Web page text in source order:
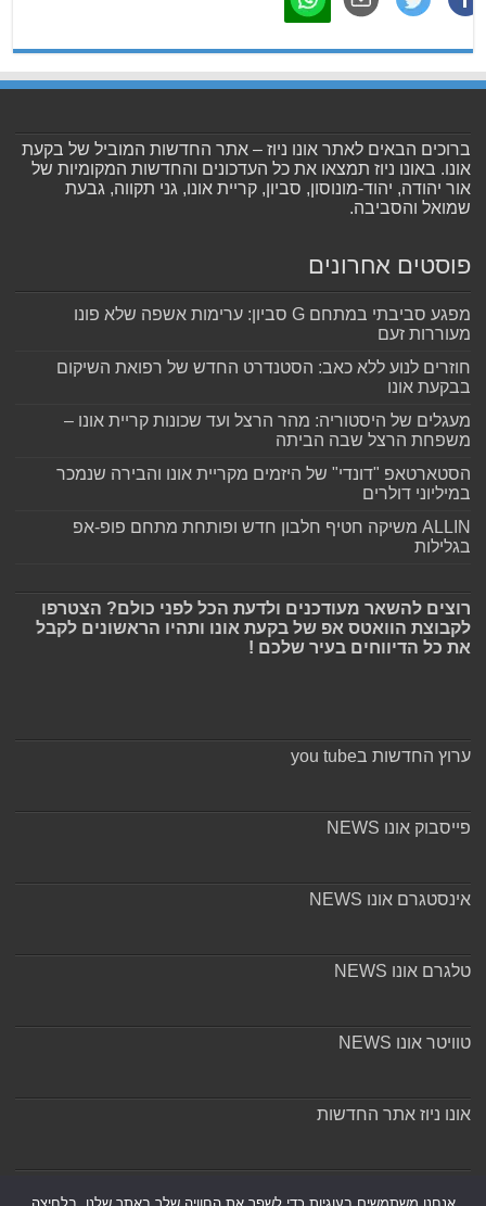
ברוכים הבאים לאתר אונו ניוז – אתר החדשות המוביל של בקעת
אונו. באונו ניוז תמצאו את כל העדכונים והחדשות המקומיות של
אור יהודה, יהוד-מונוסון, סביון, קריית אונו, גני תקווה, גבעת
שמואל והסביבה.
פוסטים אחרונים
מפגע סביבתי במתחם G סביון: ערימות אשפה שלא פונו
מעוררות זעם
חוזרים לנוע ללא כאב: הסטנדרט החדש של רפואת השיקום
בבקעת אונו
מעגלים של היסטוריה: מהר הרצל ועד שכונות קריית אונו –
משפחת הרצל שבה הביתה
הסטארטאפ "דונדי" של היזמים מקריית אונו והבירה שנמכר
במיליוני דולרים
ALLIN משיקה חטיף חלבון חדש ופותחת מתחם פופ-אפ
בגלילות
רוצים להשאר מעודכנים ולדעת הכל לפני כולם? הצטרפו
לקבוצת הוואטס אפ של בקעת אונו ותהיו הראשונים לקבל
את כל הדיווחים בעיר שלכם !
ערוץ החדשות בyou tube
פייסבוק אונו NEWS
אינסטגרם אונו NEWS
טלגרם אונו NEWS
טוויטר אונו NEWS
אונו ניוז אתר החדשות